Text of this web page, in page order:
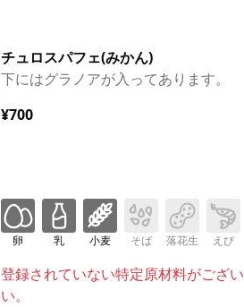
チュロスパフェ(みかん)
下にはグラノアが入ってあります。
¥700
卵 乳 小麦 そば 落花生 えび
登録されていない特定原材料がござ
い。